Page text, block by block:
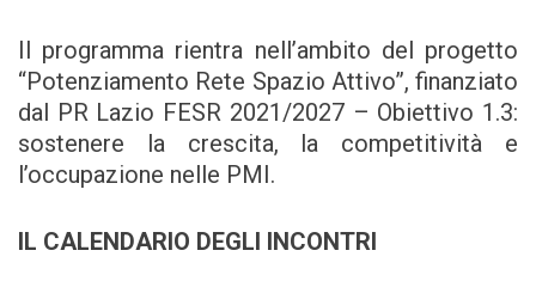
Il programma rientra nell’ambito del progetto
“Potenziamento Rete Spazio Attivo”, finanziato
dal PR Lazio FESR 2021/2027 – Obiettivo 1.3:
sostenere la crescita, la competitività e
l’occupazione nelle PMI.
IL CALENDARIO DEGLI INCONTRI